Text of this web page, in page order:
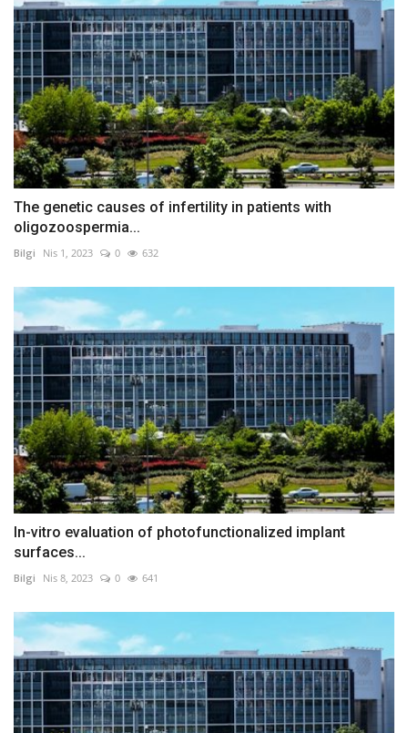
The genetic causes of infertility in patients with
oligozoospermia...
Bilgi Nis 1, 2023 0 632
In-vitro evaluation of photofunctionalized implant
surfaces...
Bilgi Nis 8, 2023 0 641